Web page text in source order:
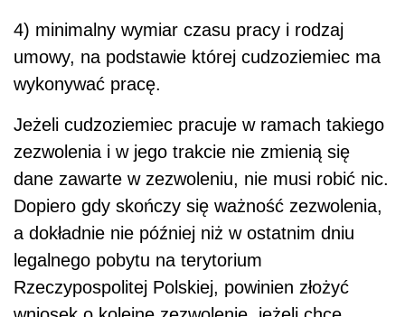
4) minimalny wymiar czasu pracy i rodzaj
umowy, na podstawie której cudzoziemiec ma
wykonywać pracę.
Jeżeli cudzoziemiec pracuje w ramach takiego
zezwolenia i w jego trakcie nie zmienią się
dane zawarte w zezwoleniu, nie musi robić nic.
Dopiero gdy skończy się ważność zezwolenia,
a dokładnie nie później niż w ostatnim dniu
legalnego pobytu na terytorium
Rzeczypospolitej Polskiej, powinien złożyć